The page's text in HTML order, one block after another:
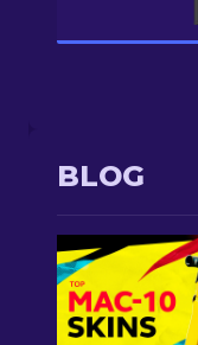
BLOG